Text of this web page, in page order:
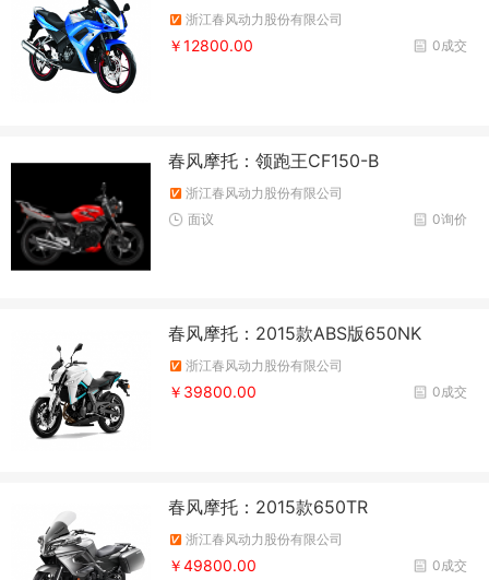
浙江春风动力股份有限公司
0成交
￥12800.00
春风摩托：领跑王CF150-B
浙江春风动力股份有限公司
0询价
面议
春风摩托：2015款ABS版650NK
浙江春风动力股份有限公司
0成交
￥39800.00
春风摩托：2015款650TR
浙江春风动力股份有限公司
0成交
￥49800.00